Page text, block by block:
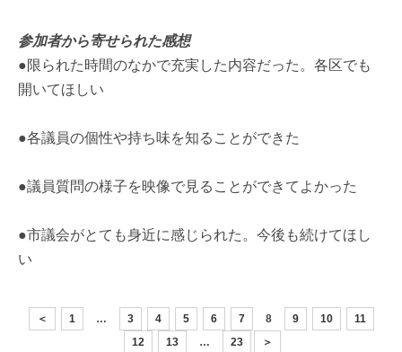
参加者から寄せられた感想
●限られた時間のなかで充実した内容だった。各区でも
開いてほしい
●各議員の個性や持ち味を知ることができた
●議員質問の様子を映像で見ることができてよかった
●市議会がとても身近に感じられた。今後も続けてほし
い
＜ 1 … 3 4 5 6 7 8 9 10
11
12
13 … 23 ＞